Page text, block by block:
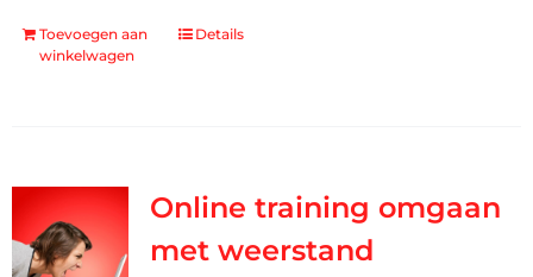
Toevoegen aan
winkelwagen
Details
Online training omgaan
met weerstand